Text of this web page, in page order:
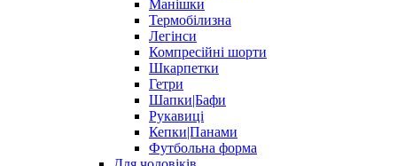
Манішки
Термобілизна
Легінси
Компресійні шорти
Шкарпетки
Гетри
Шапки|Бафи
Рукавиці
Кепки|Панами
Футбольна форма